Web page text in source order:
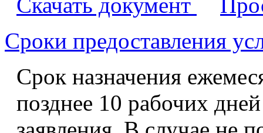
Сроки предоставления
Срок назначения
позднее 10 рабочих